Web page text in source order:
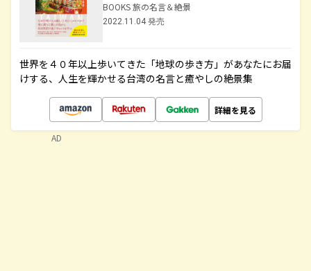
BOOKS 旅の名言＆絶景
2022.11.04 発売
世界を４０年以上歩いてきた「地球の歩き方」があなたにお届
けする、人生を輝かせる台湾の名言と癒やしの絶景集
詳細を見る
AD